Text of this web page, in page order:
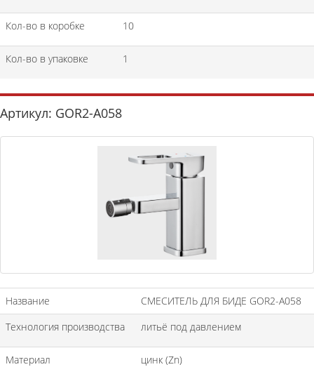
Кол-во в коробке 10
Кол-во в упаковке 1
Артикул: GOR2-A058
Название
СМЕСИТЕЛЬ ДЛЯ БИДЕ GOR2-A058
Технология производства
литьё под давлением
Материал цинк (Zn)